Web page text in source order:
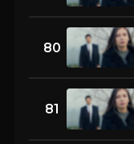
80
81